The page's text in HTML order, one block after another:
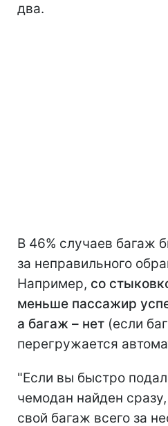
два.
В 46% случаев багаж
за неправильного
Например, со
меньше пассажир
а багаж – нет (если
перегружается
"Если вы быстро
чемодан найден
свой багаж всего за